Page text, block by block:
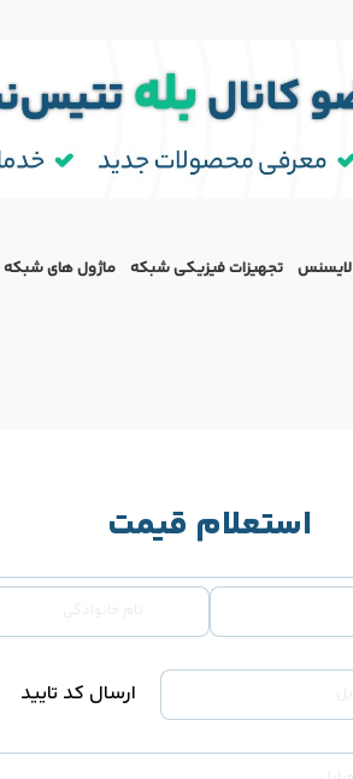
لایسنس تجهیزات فیزیکی شبکه ماژول‌ های شبکه
استعلام قیمت
ارسال کد تایید